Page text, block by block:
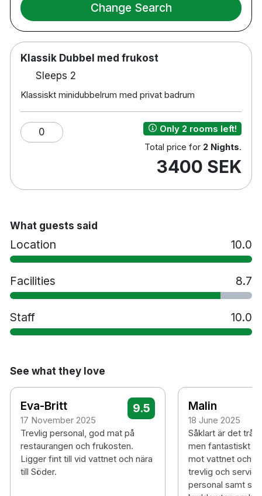
Change Search
Klassik Dubbel med frukost
Sleeps 2
Klassiskt minidubbelrum med privat badrum
0
Only 2 rooms left!
Total price for 2 Nights.
3400 SEK
What guests said
Location 10.0
Facilities 8.7
Staff 10.0
See what they love
Eva-Britt
17 November 2025
9.5
Trevlig personal, god mat på
restaurangen och frukosten.
Ligger fint till vid vattnet och nära
till Söder.
Malin
18 June 2025
Såklart är det
men fantastiskt
mot vattnet och
trevlig och
personal samt